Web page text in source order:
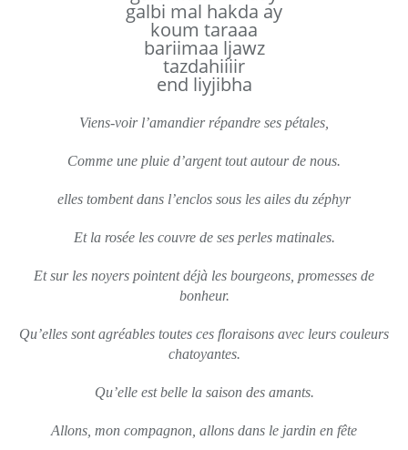
galbi mal hakda ay
koum taraaa
bariimaa ljawz
tazdahiiiir
end liyjibha
Viens-voir l’amandier répandre ses pétales,
Comme une pluie d’argent tout autour de nous.
elles tombent dans l’enclos sous les ailes du zéphyr
Et la rosée les couvre de ses perles matinales.
Et sur les noyers pointent déjà les bourgeons, promesses de
bonheur.
Qu’elles sont agréables toutes ces floraisons avec leurs couleurs
chatoyantes.
Qu’elle est belle la saison des amants.
Allons, mon compagnon, allons dans le jardin en fête